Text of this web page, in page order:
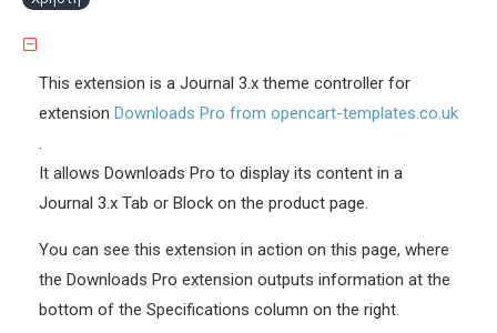
This extension is a Journal 3.x theme controller for
extension Downloads Pro from opencart-templates.co.uk
.
It allows Downloads Pro to display its content in a
Journal 3.x Tab or Block on the product page.
You can see this extension in action on this page, where
the Downloads Pro extension outputs information at the
bottom of the Specifications column on the right.